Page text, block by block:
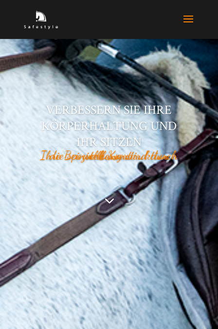
VERBESSERN SIE IHRE
KÖRPERHALTUNG UND
IHR SITZEN
Ihre Beinstellung wird durch die spezielle Konstruktion verbessert
3